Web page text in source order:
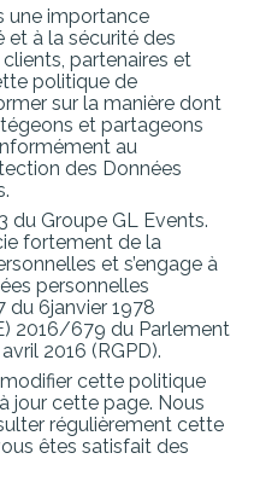
une importance
à la sécurité des
partenaires et
politique de
sur la manière dont
et partageons
au
des Données
du Groupe GL Events.
fortement de la
et s’engage à
personnelles
du 6janvier 1978
2016/679 du Parlement
2016 (RGPD).
cette politique
jour cette page. Nous
régulièrement cette
êtes satisfait des